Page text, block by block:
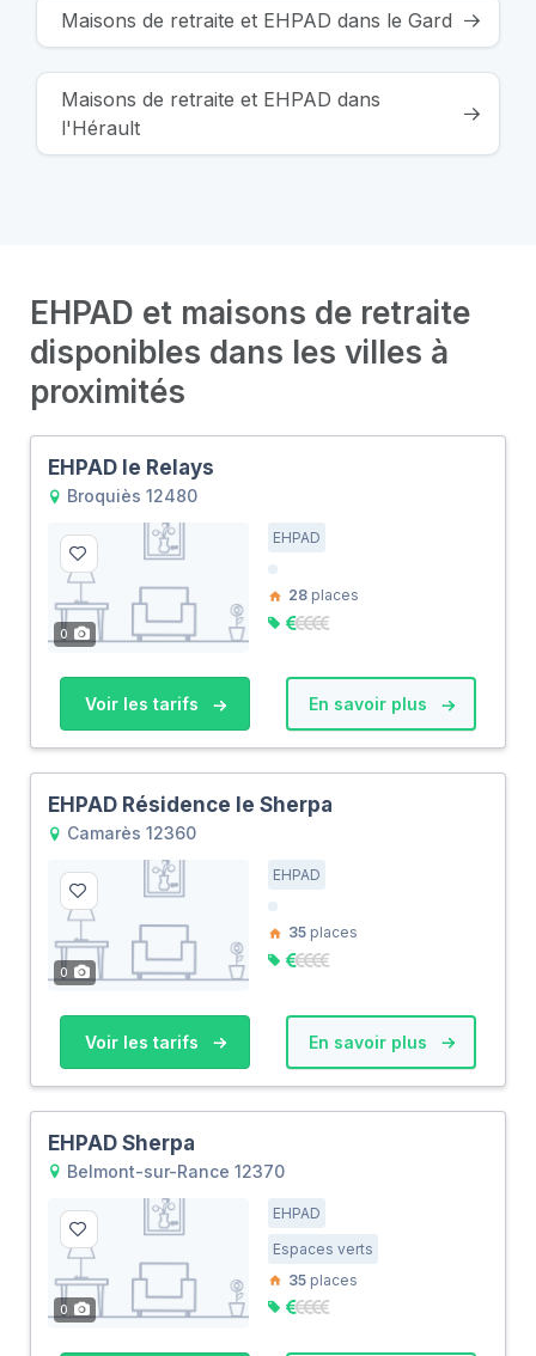
Maisons de retraite et EHPAD dans le Gard
Maisons de retraite et EHPAD dans
l'Hérault
EHPAD et maisons de retraite
disponibles dans les villes à
proximités
EHPAD le Relays
Broquiès 12480
0
EHPAD
28 places
Voir les tarifs En savoir plus
EHPAD Résidence le Sherpa
Camarès 12360
0
EHPAD
35 places
Voir les tarifs En savoir plus
EHPAD Sherpa
Belmont-sur-Rance 12370
0
EHPAD
Espaces verts
35 places